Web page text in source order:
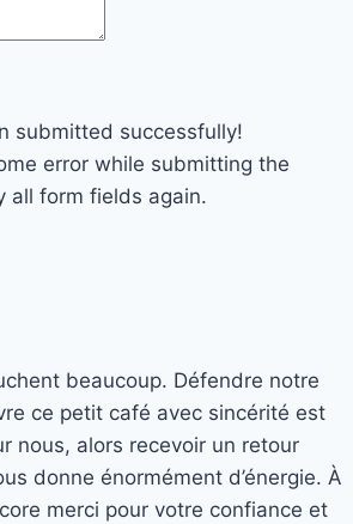
submitted successfully!
error while submitting the
all form fields again.
beaucoup. Défendre notre
ce petit café avec sincérité est
nous, alors recevoir un retour
donne énormément d’énergie. À
merci pour votre confiance et